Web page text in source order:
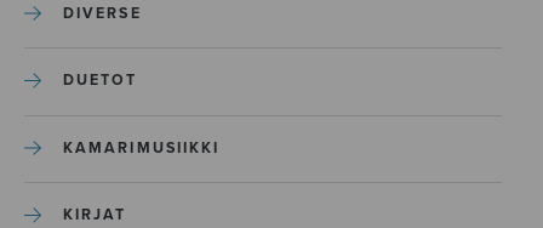
DIVERSE
DUETOT
KAMARIMUSIIKKI
KIRJAT